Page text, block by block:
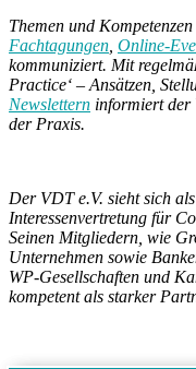
Themen und
Fachtagungen Online-
kommuniziert. Mit
Practice‘ – Ansätzen,
Newslettern informiert der
der Praxis.
Der VDT e.V. sieht sich
Interessenvertretung für
Seinen Mitgliedern, wie
Unternehmen sowie
WP-Gesellschaften und
kompetent als starker